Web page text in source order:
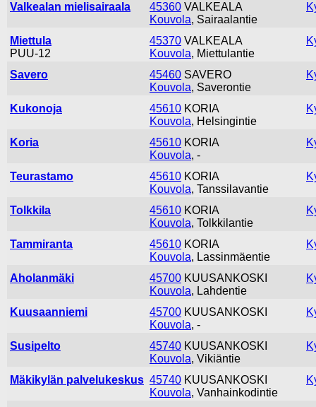
Valkealan mielisairaala 45360 VALKEALA
Kouvola, Sairaalantie
Miettula
PUU-12
45370 VALKEALA
Kouvola, Miettulantie
Savero 45460 SAVERO
Kouvola, Saverontie
Kukonoja 45610 KORIA
Kouvola, Helsingintie
Koria 45610 KORIA
Kouvola, -
Teurastamo 45610 KORIA
Kouvola, Tanssilavantie
Tolkkila 45610 KORIA
Kouvola, Tolkkilantie
Tammiranta 45610 KORIA
Kouvola, Lassinmäentie
Aholanmäki 45700 KUUSANKOSKI
Kouvola, Lahdentie
Kuusaanniemi 45700 KUUSANKOSKI
Kouvola, -
Susipelto 45740 KUUSANKOSKI
Kouvola, Vikiäntie
Mäkikylän palvelukeskus 45740 KUUSANKOSKI
Kouvola, Vanhainkodintie